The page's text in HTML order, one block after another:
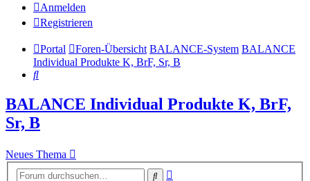
Anmelden
Registrieren
Portal Foren-Übersicht BALANCE-System BALANCE
Individual Produkte K, BrF, Sr, B
Suche
BALANCE Individual Produkte K, BrF,
Sr, B
Neues Thema
Suche